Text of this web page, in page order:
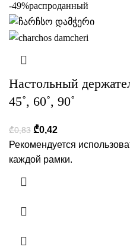
-49%распроданный
Настольный
45˚, 60˚, 90˚
₾0,83 ₾0,42
Рекомендуется
каждой рамки.